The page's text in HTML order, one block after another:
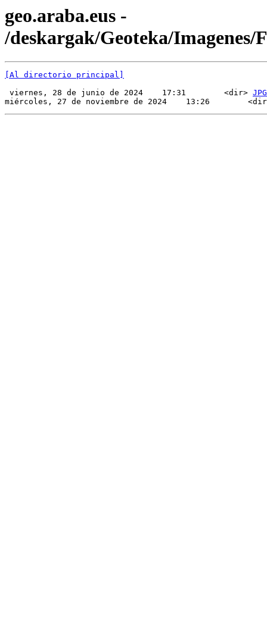
geo.araba.eus -
/deskargak/Geoteka/Imagenes/
[Al directorio principal]
viernes, 28 de junio de 2024    17:31        <dir> JPG
miércoles, 27 de noviembre de 2024    13:26